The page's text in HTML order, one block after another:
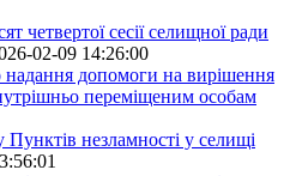
четвертої сесії селищної ради
02-09 14:26:00
надання допомоги на вирішення
переміщеним особам
незламності у селищі